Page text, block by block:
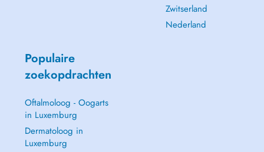
Zwitserland
Nederland
Populaire
zoekopdrachten
Oftalmoloog - Oogarts
in Luxemburg
Dermatoloog in
Luxemburg